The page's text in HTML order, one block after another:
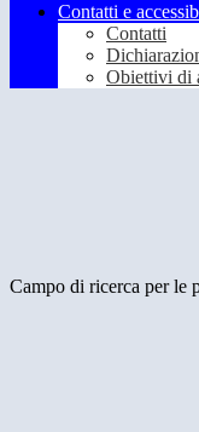
Contatti e
Contatti
Obiettivi di
Campo di ricerca per le